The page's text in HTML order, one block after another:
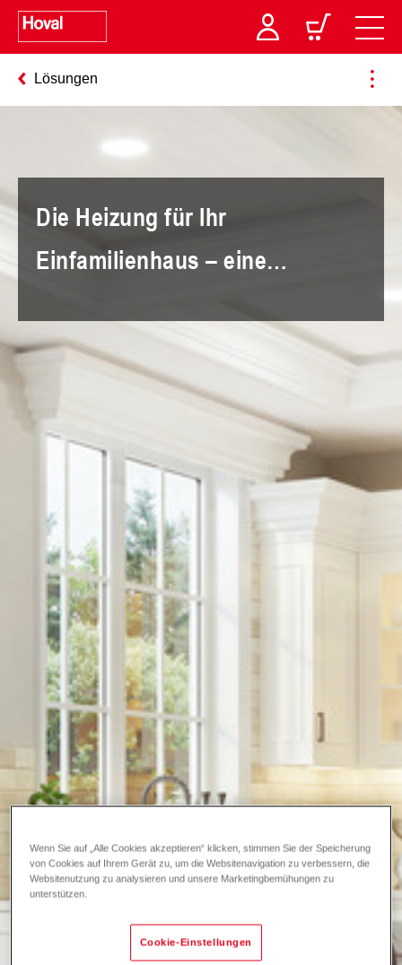
Lösungen
Die Heizung für Ihr
Einfamilienhaus – eine
Wenn Sie auf „Alle Cookies akzeptieren“ klicken, stimmen Sie der Speicherung
von Cookies auf Ihrem Gerät zu, um die Websitenavigation zu verbessern, die
Websitenutzung zu analysieren und unsere Marketingbemühungen zu
unterstützen.
Cookie-Einstellungen